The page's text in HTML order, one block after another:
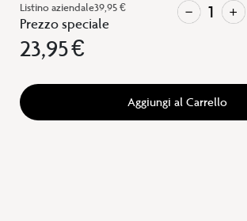
Listino aziendale39,95 €
Prezzo speciale
23,95 €
Aggiungi al Carrello